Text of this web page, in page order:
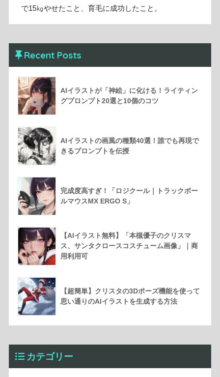
で15㎏やせたこと、育毛に成功したこと。
Recent Posts
AIイラストが「神絵」に化ける！ライティン
グプロンプト20選と10個のコツ
AIイラストの画風の種類40選！誰でも再現で
きるプロンプトを伝授
完成度高すぎ！「ロジクール｜トラックボー
ルマウスMX ERGO S」
【AIイラスト無料】「本槻優子のクリスマ
ス、サンタクロースコスチューム画像」｜商
用利用可
【超簡単】クリスタの3Dポーズ機能を使って
思い通りのAIイラストを生成する方法
カテゴリー